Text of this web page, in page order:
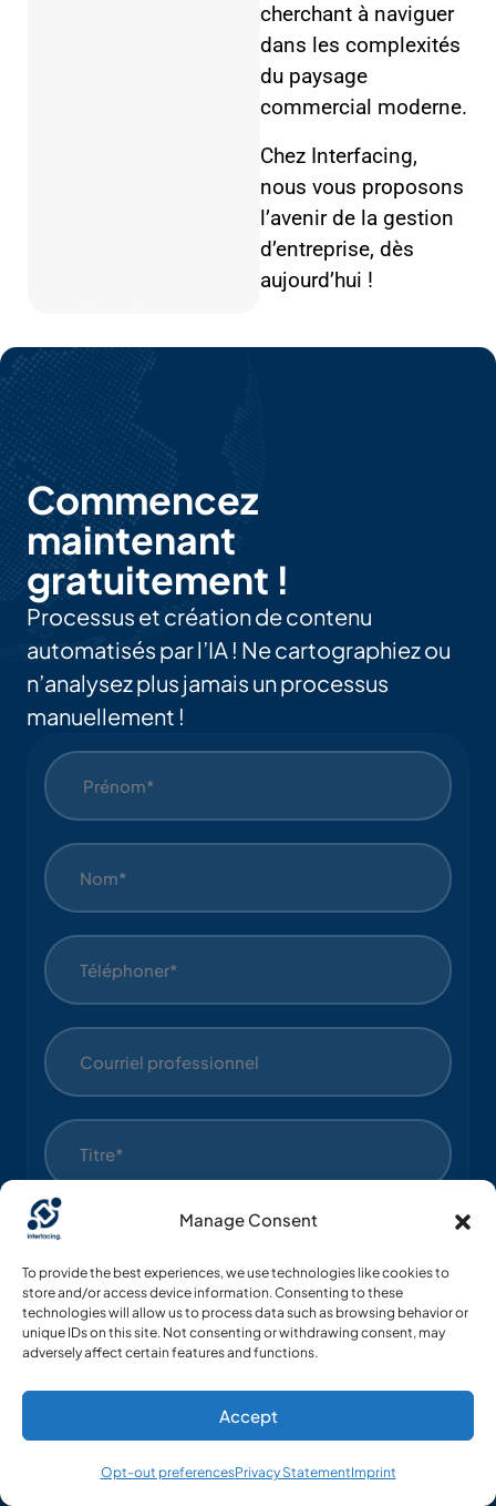
Manage Consent
To provide the best experiences, we use technologies like cookies to
store and/or access device information. Consenting to these
technologies will allow us to process data such as browsing behavior or
unique IDs on this site. Not consenting or withdrawing consent, may
adversely affect certain features and functions.
Accept
Opt-out preferencesPrivacy StatementImprint
cherchant à naviguer
dans les complexités
du paysage
commercial moderne.
Chez Interfacing,
nous vous proposons
l’avenir de la gestion
d’entreprise, dès
aujourd’hui !
Commencez
maintenant
gratuitement !
Processus et création de contenu
automatisés par l’IA ! Ne cartographiez ou
n’analysez plus jamais un processus
manuellement !
Industrie*